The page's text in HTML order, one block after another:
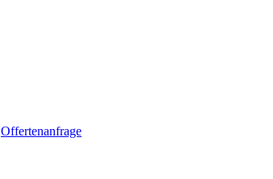
Offertenanfrage